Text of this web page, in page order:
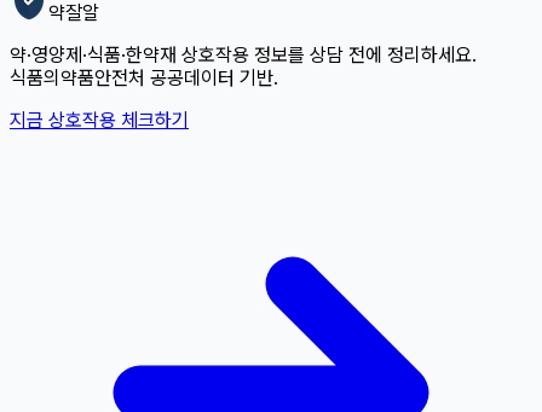
약잘알
약·영양제·식품·한약재 상호작용 정보를 상담 전에 정리하세요.
식품의약품안전처 공공데이터 기반.
지금 상호작용 체크하기